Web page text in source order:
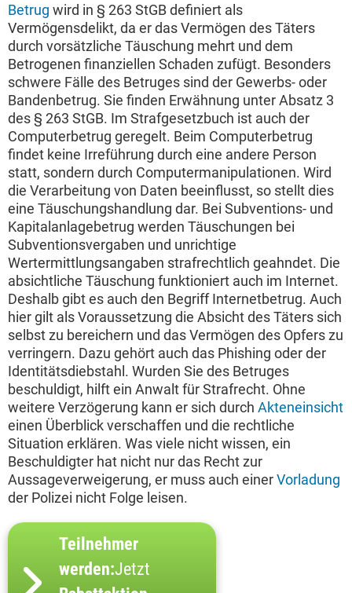
Betrug wird in § 263 StGB definiert als
Vermögensdelikt, da er das Vermögen des Täters
durch vorsätzliche Täuschung mehrt und dem
Betrogenen finanziellen Schaden zufügt. Besonders
schwere Fälle des Betruges sind der Gewerbs- oder
Bandenbetrug. Sie finden Erwähnung unter Absatz 3
des § 263 StGB. Im Strafgesetzbuch ist auch der
Computerbetrug geregelt. Beim Computerbetrug
findet keine Irreführung durch eine andere Person
statt, sondern durch Computermanipulationen. Wird
die Verarbeitung von Daten beeinflusst, so stellt dies
eine Täuschungshandlung dar. Bei Subventions- und
Kapitalanlagebetrug werden Täuschungen bei
Subventionsvergaben und unrichtige
Wertermittlungsangaben strafrechtlich geahndet. Die
absichtliche Täuschung funktioniert auch im Internet.
Deshalb gibt es auch den Begriff Internetbetrug. Auch
hier gilt als Voraussetzung die Absicht des Täters sich
selbst zu bereichern und das Vermögen des Opfers zu
verringern. Dazu gehört auch das Phishing oder der
Identitätsdiebstahl. Wurden Sie des Betruges
beschuldigt, hilft ein Anwalt für Strafrecht. Ohne
weitere Verzögerung kann er sich durch Akteneinsicht
einen Überblick verschaffen und die rechtliche
Situation erklären. Was viele nicht wissen, ein
Beschuldigter hat nicht nur das Recht zur
Aussageverweigerung, er muss auch einerVorladung
der Polizei nicht Folge leisen.
Teilnehmer
werden:Jetzt